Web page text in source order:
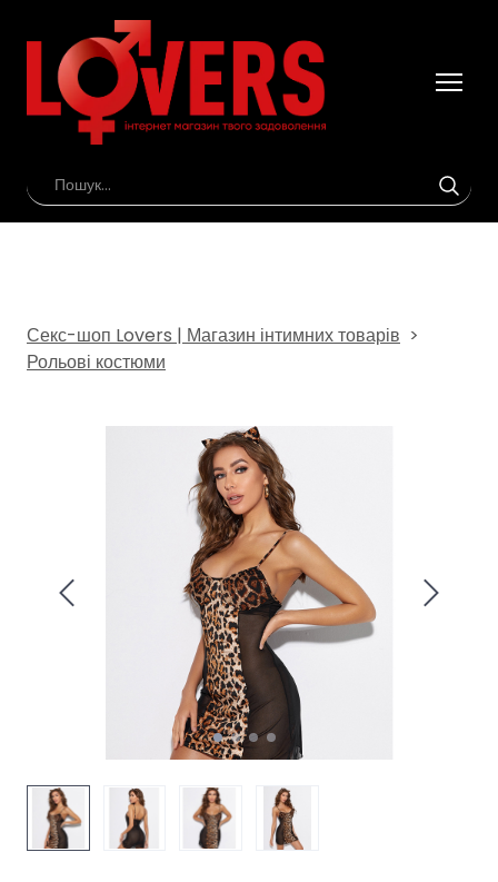
Секс-шоп Lovers | Магазин інтимних товарів
Рольові костюми